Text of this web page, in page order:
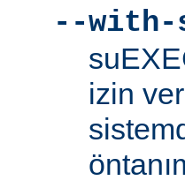
--with-
izin